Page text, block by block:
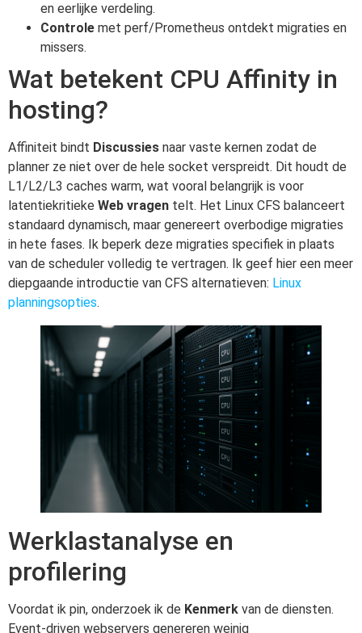
en eerlijke verdeling.
Controle met perf/Prometheus ontdekt migraties en
missers.
Wat betekent CPU Affinity in
hosting?
Affiniteit bindt Discussies naar vaste kernen zodat de
planner ze niet over de hele socket verspreidt. Dit houdt de
L1/L2/L3 caches warm, wat vooral belangrijk is voor
latentiekritieke Web vragen telt. Het Linux CFS balanceert
standaard dynamisch, maar genereert overbodige migraties
in hete fases. Ik beperk deze migraties specifiek in plaats
van de scheduler volledig te vertragen. Ik geef hier een meer
diepgaande introductie van CFS alternatieven: Linux
planningsopties.
Werklastanalyse en
profilering
Voordat ik pin, onderzoek ik de Kenmerk van de diensten.
Event-driven webservers genereren weinig